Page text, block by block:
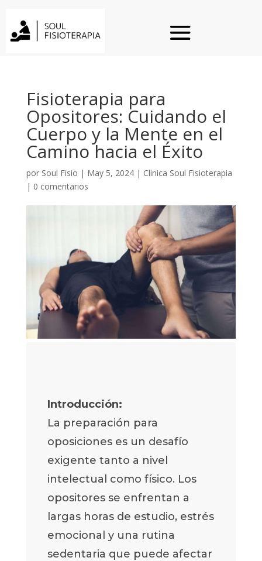
Fisioterapia para
Opositores: Cuidando el
Cuerpo y la Mente en el
Camino hacia el Éxito
por Soul Fisio | May 5, 2024| Clinica Soul Fisioterapia
| 0 comentarios
Introducción:
La preparación para
oposiciones es un desafío
exigente tanto a nivel
intelectual como físico. Los
opositores se enfrentan a
largas horas de estudio, estrés
emocional y una rutina
sedentaria que puede afectar